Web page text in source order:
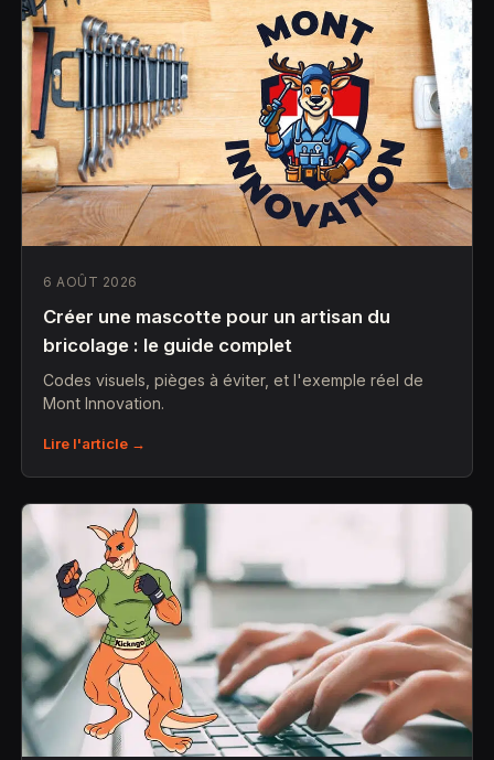
6 AOÛT 2026
Créer une mascotte pour un artisan du
bricolage : le guide complet
Codes visuels, pièges à éviter, et l'exemple réel de
Mont Innovation.
Lire l'article →